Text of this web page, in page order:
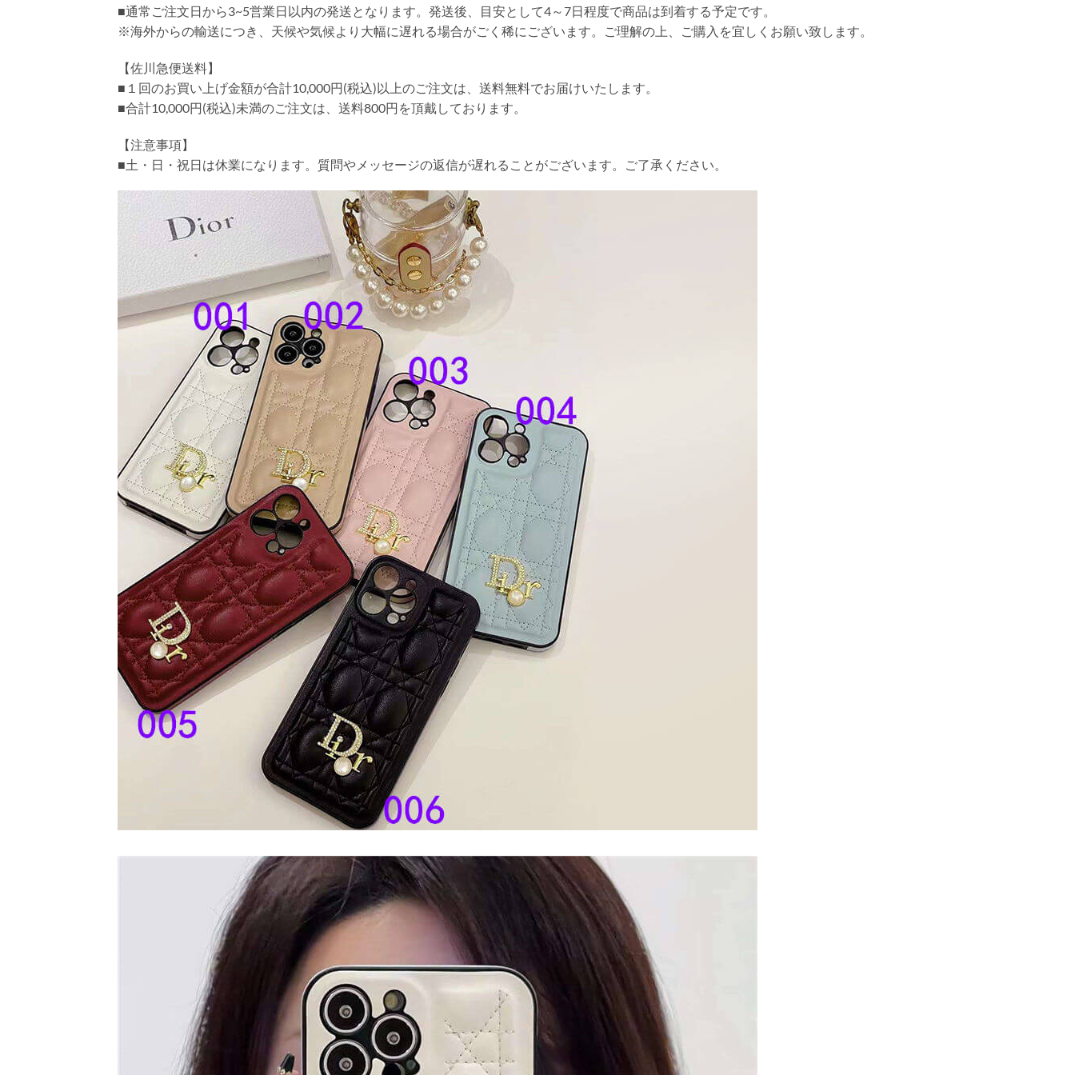
■通常ご注文日から3~5営業日以内の発送となります。発送後、目安として4～7日程度で商品は到着する予定です。
※海外からの輸送につき、天候や気候より大幅に遅れる場合がごく稀にございます。ご理解の上、ご購入を宜しくお願い致します。
【佐川急便送料】
■１回のお買い上げ金額が合計10,000円(税込)以上のご注文は、送料無料でお届けいたします。
■合計10,000円(税込)未満のご注文は、送料800円を頂戴しております。
【注意事項】
■土・日・祝日は休業になります。質問やメッセージの返信が遅れることがございます。ご了承ください。